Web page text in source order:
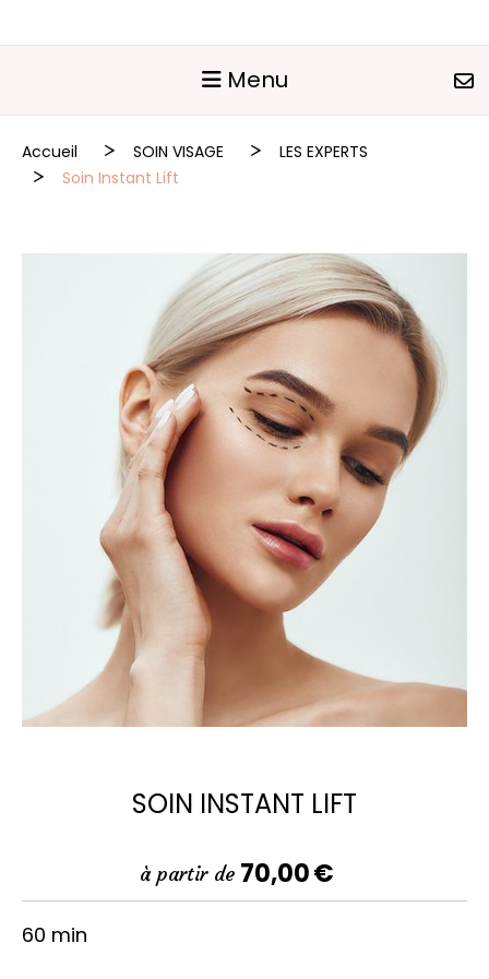
Menu
Accueil SOIN VISAGE
LES EXPERTS
Soin Instant Lift
SOIN INSTANT LIFT
à partir de 70,00€
60 min